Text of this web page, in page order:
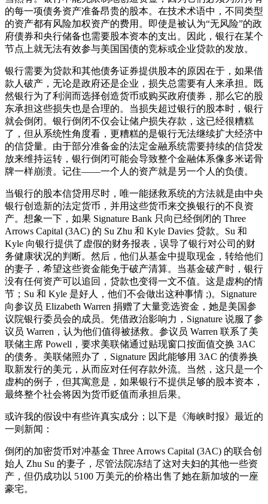
的每一项债务资产准备昂贵的股本。在技术术语中，不同类型
的资产都有风险加权资产的费用。即使是被认为“无风险”的政
府债券和央行储备也需要股本资本的支出。因此，银行在某个
节点上就无法有效参与美国国债的竞标或企业贷款的发放。
银行需要为贷款和其他债务证券提供股本的原因在于，如果借
款人破产，无论是政府还是企业，损失总需要有人来承担。既
然银行为了利润而选择创造货币或购买政府债券，那么它的股
东承担这些损失也是合理的。当损失超过银行的股本时，银行
就会倒闭。银行倒闭不仅会让储户损失存款，这已经很糟糕
了，但从系统性角度看，更糟糕的是银行无法继续扩大经济中
的信贷量。由于部分准备金的法定金融系统需要持续的信贷发
放来维持运转，银行倒闭可能会导致整个金融体系像多米诺骨
牌一样崩溃。记住——一个人的资产就是另一个人的负债。
当银行的股本信贷用尽时，唯一能拯救系统的方法就是由中央
银行创造新的法定货币，并用这些货币来交换银行的不良资
产。想象一下，如果 Signature Bank 只向已经倒闭的 Three
Arrows Capital (3AC) 的 Su Zhu 和 Kyle Davies 贷款。Su 和
Kyle 向银行提供了虚假的财务报表，误导了银行对公司的财
务健康状况的判断。然后，他们从基金中提取现金，转给他们
的妻子，希望这些资金能免于破产清算。当基金破产时，银行
没有任何资产可以追回，贷款也变得一文不值。这是虚构的情
节；Su 和 Kyle 是好人，他们不会做出这种事情 ;)。Signature
向参议员 Elizabeth Warren 捐赠了大量竞选资金，她是美国参
议院银行委员会的成员。凭借政治影响力，Signature 说服了参
议员 Warren，认为他们值得被拯救。参议员 Warren 联系了美
联储主席 Powell，要求美联储通过贴现窗口按面值交换 3AC
的债务。美联储照办了，Signature 因此能够用 3AC 的债券换
取新发行的美元，从而应对任何存款外流。当然，这只是一个
虚构的例子，但其寓意是，如果银行不提供足够的股本资本，
最终整个社会将因为货币贬值而承担后果。
或许我的假设中有些许真实成分；以下是《海峡时报》最近的
一则新闻：
倒闭的加密货币对冲基金 Three Arrows Capital (3AC) 的联合创
始人 Zhu Su 的妻子，尽管法院冻结了这对夫妇的其他一些资
产，但仍成功以 5100 万美元的价格出售了她在新加坡的一座
豪宅。